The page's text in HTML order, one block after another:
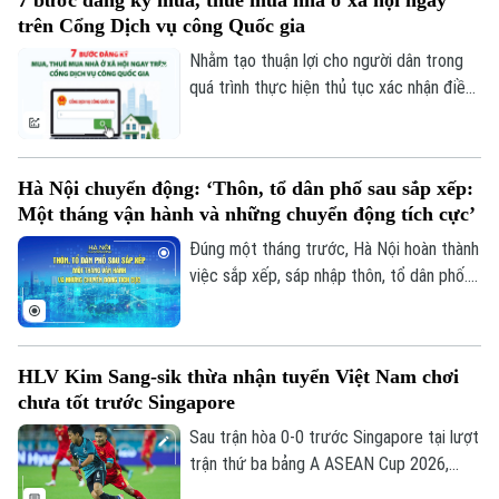
Theo dõi Hà Nội On
khai nhiều nhiệm vụ mới, như: sử dụng
thống nhất một bộ SGK, đẩy mạnh chuyển
đổi số, giáo dục STEM, ứng dụng trí tuệ
nhân tạo và từng bước đưa tiếng Anh trở
trên Cổng Dịch vụ công Quốc gia
Nhằm tạo thuận lợi cho người dân trong
quá trình thực hiện thủ tục xác nhận điều
trình nộp hồ sơ trực tuyến trên Cổng Dịch
vụ công Quốc gia với 7 bước đơn giản,
nhanh chóng.
Hà Nội chuyển động: ‘Thôn, tổ dân phố sau sắp xếp:
Một tháng vận hành và những chuyển động tích cực’
Đúng một tháng trước, Hà Nội hoàn thành
việc sắp xếp, sáp nhập thôn, tổ dân phố.
đầu mối mà cốt lõi nhằm nâng cao chất
lượng quản trị ở cơ sở, giúp đội ngũ cán
bộ gần dân, sát dân, giải quyết công việc
nhanh hơn, phục vụ người dân ngày càng
HLV Kim Sang-sik thừa nhận tuyển Việt Nam chơi
chưa tốt trước Singapore
Sau trận hòa 0-0 trước Singapore tại lượt
trận thứ ba bảng A ASEAN Cup 2026,